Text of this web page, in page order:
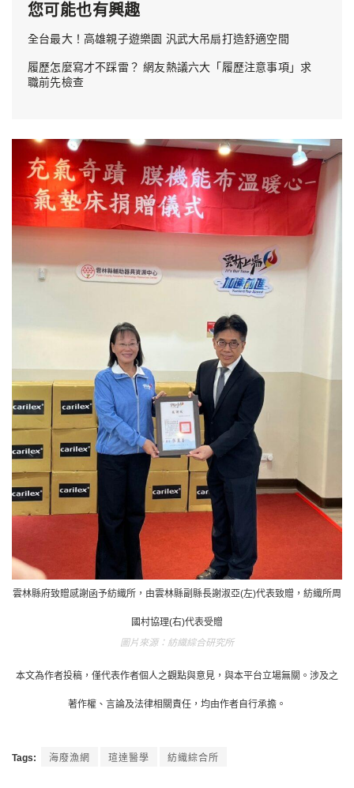
您可能也有興趣
全台最大！高雄親子遊樂園 汎武大吊扇打造舒適空間
履歷怎麼寫才不踩雷？ 網友熱議六大「履歷注意事項」求
職前先檢查
雲林縣府致贈感謝函予紡織所，由雲林縣副縣長謝淑亞(左)代表致贈，紡織所周
國村協理(右)代表受贈
紡織綜合研究所
本文為作者投稿，僅代表作者個人之觀點與意見，與本平台立場無關。涉及之
著作權、言論及法律相關責任，均由作者自行承擔。
Tags: 海廢漁網 瑄達醫學 紡織綜合所